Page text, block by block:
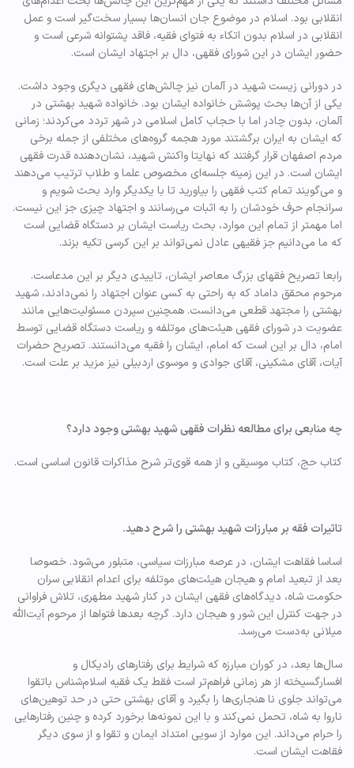
انقلابی بود. اسلام در موضوع جان انسان‌ها بسیار سخت‌گیر است و عمل
انقلابی در اسلام بدون اتکاء به فتوای فقیه، فاقد پشتوانه شرعی است و
حضور ایشان در این شورای فقهی، دال بر اجتهاد ایشان است.
در دورانی زیست شهید در آلمان نیز چالش‌های فقهی دیگری وجود داشت.
یکی از آن‌ها بحث پوشش خانواده ایشان بود. خانواده شهید بهشتی در
آلمان، بدون چادر اما با حجاب کامل اسلامی در شهر تردد می‌کردند؛ زمانی
که ایشان به ایران برگشتند مورد هجمه گروه‌های مختلفی از جمله برخی
مردم اصفهان قرار گرفتند که نهایتا واکنش شهید، نشان‌دهنده قدرت فقهی
ایشان است. در این زمینه جلسه‌ای مخصوص علما و طلاب ترتیب می‌دهند
و می‌گویند تمام کتب فقهی را بیاورید تا با یکدیگر وارد بحث شویم و
سرانجام حرف خودشان را به اثبات می‌رسانند و اجتهاد چیزی جز این نیست.
اما مهمتر از تمام این موارد، بحث ریاست ایشان بر دستگاه قضایی است
که ما می‌دانیم جز فقیهی عادل نمی‌تواند بر این کرسی تکیه بزند.
رابعا تصریح فقهای بزرگ معاصر ایشان، تاییدی دیگر بر این مدعاست.
مرحوم محقق داماد که به راحتی به کسی عنوان اجتهاد را نمی‌دادند، شهید
بهشتی را مجتهد قطعی می‌دانست. همچنین سپردن مسئولیت‌هایی مانند
عضویت در شورای فقهی هیئت‌های موتلفه و ریاست دستگاه قضایی توسط
امام، دال بر این است که امام، ایشان را فقیه می‌دانستند. تصریح حضرات
آیات، آقای مشکینی، آقای جوادی و موسوی اردبیلی نیز مزید بر علت است.
چه منابعی برای مطالعه نظرات فقهی شهید بهشتی وجود دارد؟
کتاب حج، کتاب موسیقی و از همه قوی‌تر شرح مذاکرات قانون اساسی است.
تاثیرات فقه بر مبارزات شهید بهشتی را شرح دهید.
اساسا فقاهت ایشان، در عرصه مبارزات سیاسی، متبلور می‌شود. خصوصا
بعد از تبعید امام و هیجان هیئت‌های موتلفه برای اعدام انقلابی سران
حکومت شاه، دیدگاه‌های فقهی ایشان در کنار شهید مطهری، تلاش فراوانی
در جهت کنترل این شور و هیجان دارد. گرچه بعدها فتواها از مرحوم آیت‌الله
میلانی به‌دست می‌رسد.
سال‌ها بعد، در کوران مبارزه که شرایط برای رفتارهای رادیکال و
افسارگسیخته از هر زمانی فراهم‌تر است فقط یک فقیه اسلام‌شناس باتقوا
می‌تواند جلوی نا هنجاری‌ها را بگیرد و آقای بهشتی حتی در حد توهین‌های
ناروا به شاه، تحمل نمی‌کند و با این نمونه‌ها برخورد کرده و چنین رفتارهایی
را حرام می‌داند. این موارد از سویی امتداد ایمان و تقوا و از سوی دیگر
فقاهت ایشان است.